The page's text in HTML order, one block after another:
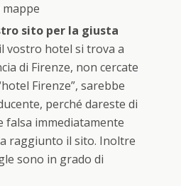
sito per la giusta
vostro hotel si trova a
di Firenze, non cercate
Firenze”, sarebbe
perché dareste di
falsa immediatamente
raggiunto il sito. Inoltre
sono in grado di